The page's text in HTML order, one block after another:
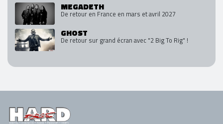
MEGADETH
De retour en France en mars et avril 2027
GHOST
De retour sur grand écran avec "2 Big To Rig" !